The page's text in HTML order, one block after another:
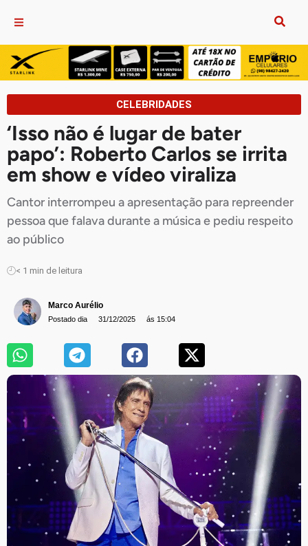
CELEBRIDADES
‘Isso não é lugar de bater
papo’: Roberto Carlos se irrita
em show e vídeo viraliza
Cantor interrompeu a apresentação para repreender
pessoa que falava durante a música e pediu respeito
ao público
< 1 min de leitura
Marco Aurélio
Postado dia 31/12/2025 ás 15:04